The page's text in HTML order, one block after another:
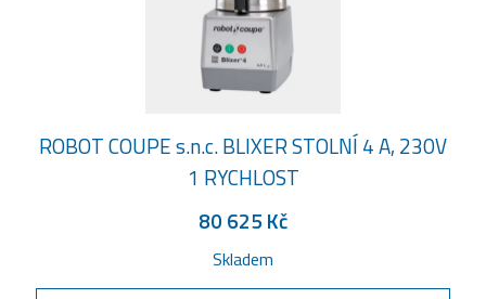
ROBOT COUPE s.n.c. BLIXER STOLNÍ 4 A, 230V
1 RYCHLOST
80 625 Kč
Skladem